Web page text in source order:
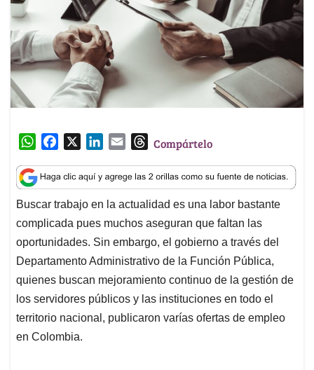
W
a
t
s
A
p
p
c
e
b
o
o
k
n
k
e
d
I
n
a
i
l
T
r
e
a
d
s
Compártelo
Buscar trabajo en la actualidad es una labor bastante
complicada pues muchos aseguran que faltan las
oportunidades. Sin embargo, el gobierno a través del
Departamento Administrativo de la Función Pública,
quienes buscan mejoramiento continuo de la gestión de
los servidores públicos y las instituciones en todo el
territorio nacional, publicaron varías ofertas de empleo
en Colombia.